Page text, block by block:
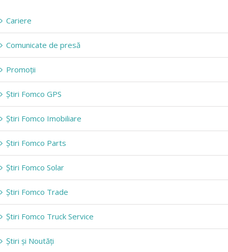
Cariere
Comunicate de presă
Promoții
Știri Fomco GPS
Știri Fomco Imobiliare
Știri Fomco Parts
Știri Fomco Solar
Știri Fomco Trade
Știri Fomco Truck Service
Știri și Noutăți